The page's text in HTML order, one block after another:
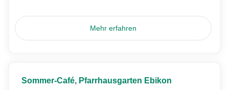
Mehr erfahren
Sommer-Café, Pfarrhausgarten Ebikon